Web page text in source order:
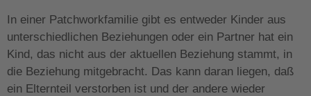
In einer Patchworkfamilie gibt es entweder Kinder aus
unterschiedlichen Beziehungen oder ein Partner hat ein
Kind, das nicht aus der aktuellen Beziehung stammt, in
die Beziehung mitgebracht. Das kann daran liegen, daß
ein Elternteil verstorben ist und der andere wieder